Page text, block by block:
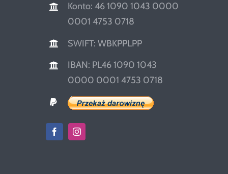
Konto: 46 1090 1043 0000
0001 4753 0718
SWIFT: WBKPPLPP
IBAN: PL46 1090 1043
0000 0001 4753 0718